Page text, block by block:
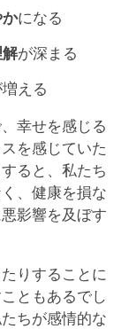
かになる
解が深まる
える
幸せを感じる
を感じていた
ると、私たち
、健康を損な
影響を及ぼす
りすることに
ともあるでし
ちが感情的な